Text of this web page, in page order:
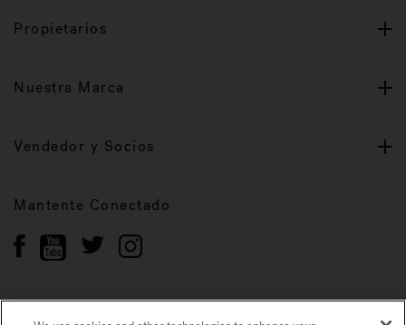
Propietarios
Nuestra Marca
Vendedor y Socios
Mantente Conectado